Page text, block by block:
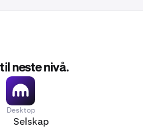
neste nivå.
Desktop
Selskap